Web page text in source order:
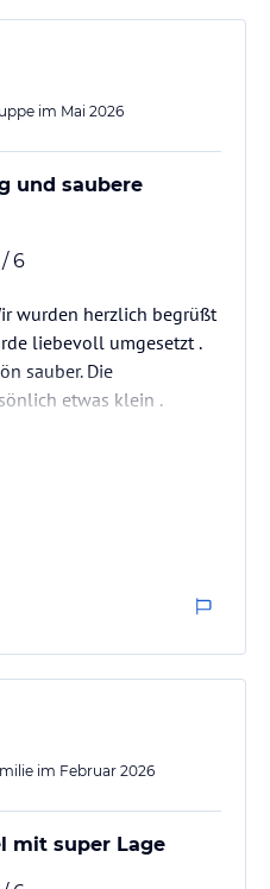
im Mai 2026
und saubere
/ 6
wurden herzlich begrüßt
liebevoll umgesetzt .
sauber. Die
etwas klein .
im Februar 2026
mit super Lage